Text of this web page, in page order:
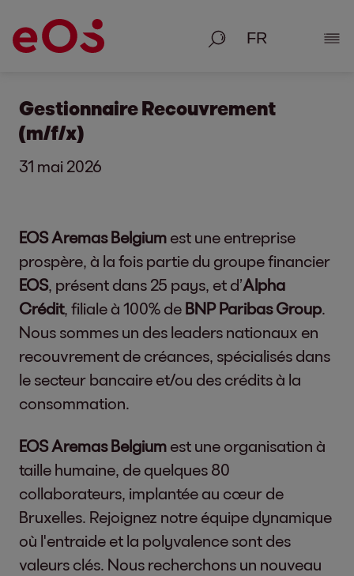
Recherche
Gestionnaire Recouvrement
(m/f/x)
31 mai 2026
EOS Aremas Belgium est une entreprise
prospère, à la fois partie du groupe financier
EOS, présent dans 25 pays, et d’Alpha
Crédit, filiale à 100% de BNP Paribas Group.
Nous sommes un des leaders nationaux en
recouvrement de créances, spécialisés dans
le secteur bancaire et/ou des crédits à la
consommation.
EOS Aremas Belgium est une organisation à
taille humaine, de quelques 80
collaborateurs, implantée au cœur de
Bruxelles. Rejoignez notre équipe dynamique
où l'entraide et la polyvalence sont des
valeurs clés. Nous recherchons un nouveau